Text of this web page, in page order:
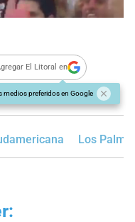
El Litoral en
medios preferidos en Google
Los